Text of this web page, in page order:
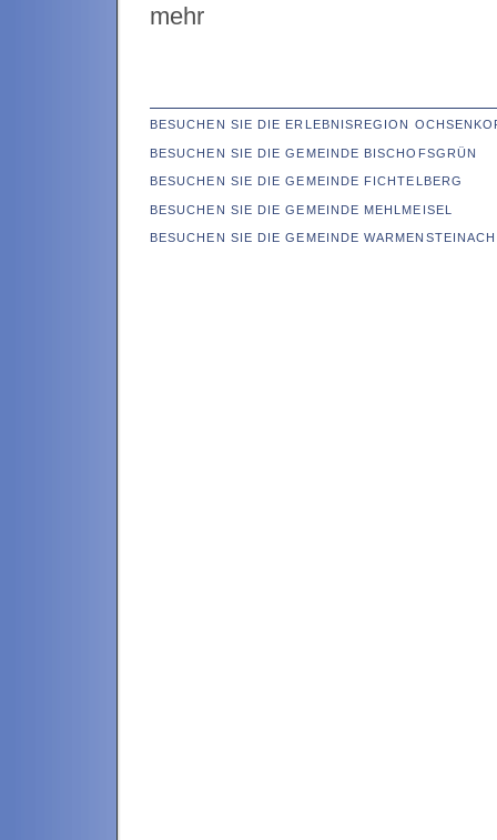
mehr
BESUCHEN SIE DIE ERLEBNISREGION
BESUCHEN SIE DIE GEMEINDE BISCHOFSGRÜN
BESUCHEN SIE DIE GEMEINDE FICHTELBERG
BESUCHEN SIE DIE GEMEINDE MEHLMEISEL
BESUCHEN SIE DIE GEMEINDE WARMENSTEINACH